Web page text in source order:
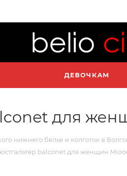
ДЕВОЧКАМ
для
нижнего белья и колготок в
balconet для женщин